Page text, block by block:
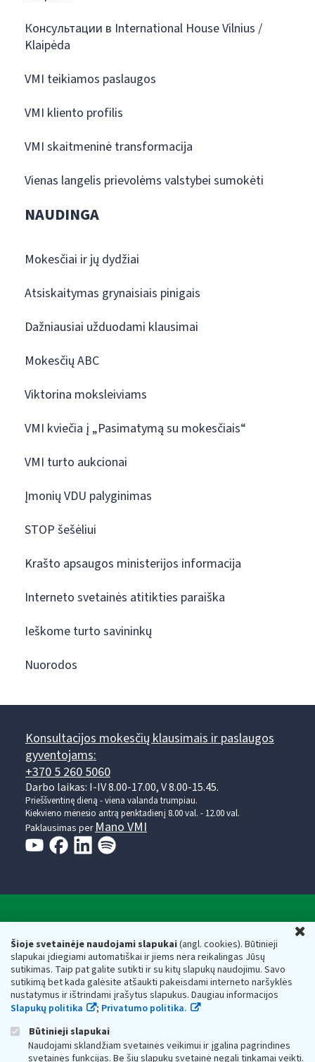
Šioje svetainėje naudojami slapukai(angl. cookies). Būtinieji
slapukai įdiegiami automatiškai ir jiems nėra reikalingas Jūsų
sutikimas. Taip pat galite sutikti ir su kitų slapukų naudojimu. Savo
sutikimą bet kada galėsite atšaukti pakeisdami interneto naršyklės
nustatymus ir ištrindami įrašytus slapukus. Daugiau informacijos
Slapukų politika
; Privatumo politika.
Būtinieji slapukai
Naudojami sklandžiam svetainės veikimui ir įgalina pagrindines
svetainės funkcijas. Be šių slapukų svetainė negali tinkamai veikti.
Консультации в International House Vilnius /
Klaipėda
VMI teikiamos paslaugos
VMI kliento profilis
VMI skaitmeninė transformacija
Vienas langelis prievolėms valstybei sumokėti
NAUDINGA
Mokesčiai ir jų dydžiai
Atsiskaitymas grynaisiais pinigais
Dažniausiai užduodami klausimai
Mokesčių ABC
Viktorina moksleiviams
VMI kviečia į „Pasimatymą su mokesčiais“
VMI turto aukcionai
Įmonių VDU palyginimas
STOP šešėliui
Krašto apsaugos ministerijos informacija
Interneto svetainės atitikties paraiška
Ieškome turto savininkų
Nuorodos
Konsultacijos mokesčių klausimais ir paslaugos
gyventojams:
+370 5 260 5060
Darbo laikas: I-IV 8.00-17.00, V 8.00-15.45.
Prieššventinę dieną - viena valanda trumpiau.
Kiekvieno mėnesio antrą penktadienį 8.00 val. - 12.00 val.
Paklausimas per Mano VMI
Respublikos finansų ministerijos
Biudžetinė įstaiga. Juridinio asmens kodas — 188659752,
adresas: Vasario 16-osios g. 14, 01107 Vilnius, Lietuva, el.paštas:
vmi@vmi.lt, E. pristatymo dėžutės adresas 188659752
Duomenys apie Valstybinę mokesčių inspekciją prie Lietuvos
Respublikos finansų ministerijos kaupiami ir saugomi Juridinių